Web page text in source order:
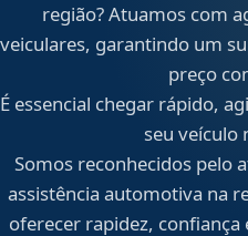
região? Atuamos com
veiculares, garantindo um
preço
É essencial chegar rápido,
seu veículo
Somos reconhecidos pelo
assistência automotiva na
oferecer rapidez,